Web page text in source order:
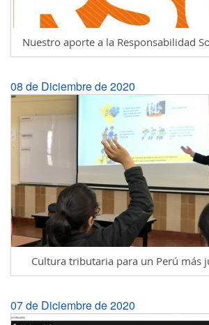
Nuestro aporte a la Responsabilidad
08 de Diciembre de 2020
Cultura tributaria para un Perú más
07 de Diciembre de 2020